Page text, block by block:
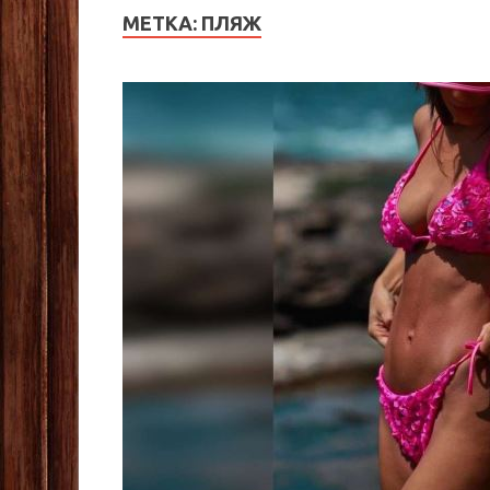
МЕТКА: ПЛЯЖ